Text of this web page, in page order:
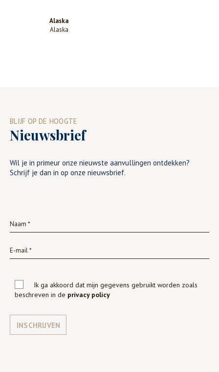
Alaska
Alaska
BLIJF OP DE HOOGTE
Nieuwsbrief
Wil je in primeur onze nieuwste aanvullingen ontdekken?
Schrijf je dan in op onze nieuwsbrief.
Ik ga akkoord dat mijn gegevens gebruikt worden zoals
beschreven in de privacy policy
INSCHRIJVEN